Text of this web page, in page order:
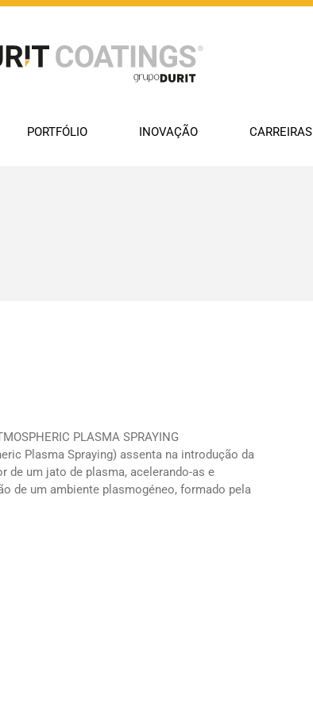
PORTFÓLIO INOVAÇÃO CARREIRAS
PLASMA SPRAYING
Plasma Spraying) assenta na introdução da
de um jato de plasma, acelerando-as e
de um ambiente plasmogéneo, formado pela